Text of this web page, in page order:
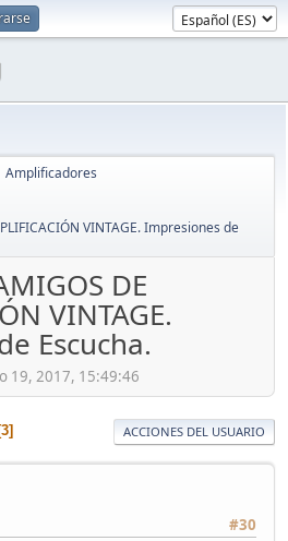
Amplificadores
VINTAGE. Impresiones de
DE
VINTAGE.
Escucha.
19, 2017, 15:49:46
3 ACCIONES DEL USUARIO
#30